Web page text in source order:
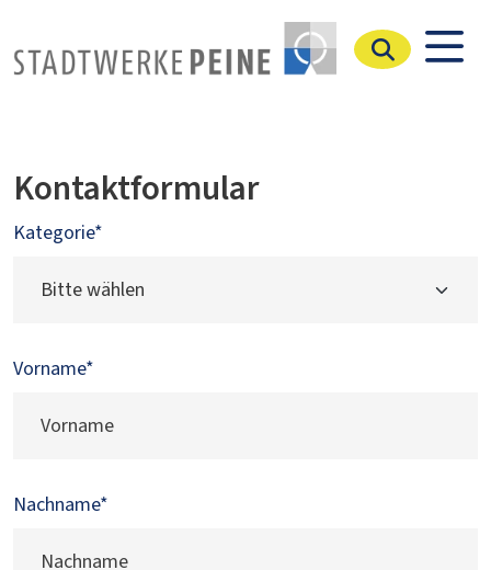
Kontaktformular
Kategorie*
Vorname*
Nachname*